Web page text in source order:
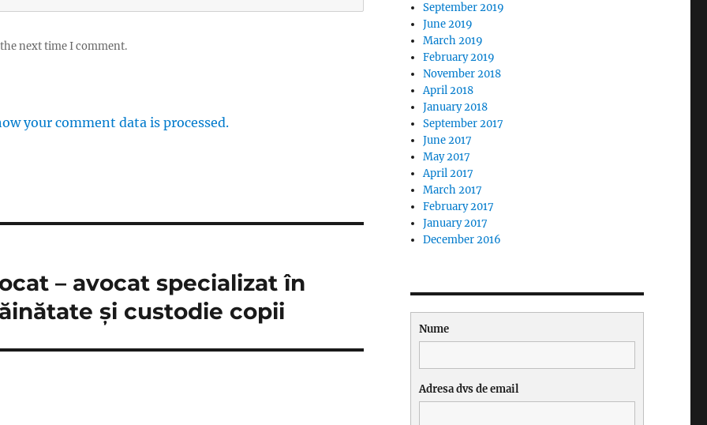
next time I comment.
your comment data is processed.
– avocat specializat în
și custodie copii
September 2019
June 2019
March 2019
February 2019
November 2018
April 2018
January 2018
September 2017
June 2017
May 2017
April 2017
March 2017
February 2017
January 2017
December 2016
Nume
Adresa dvs de email